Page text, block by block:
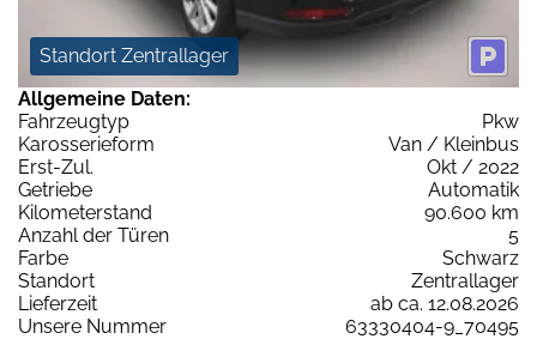
Standort Zentrallager
Allgemeine Daten:
Fahrzeugtyp
Pkw
Karosserieform
Van / Kleinbus
Erst-Zul.
Okt / 2022
Getriebe
Automatik
Kilometerstand
90.600 km
Anzahl der Türen
5
Farbe
Schwarz
Standort
Zentrallager
Lieferzeit
ab ca. 12.08.2026
Unsere Nummer
63330404-9_70495